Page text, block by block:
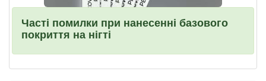
Часті помилки при нанесенні базового
покриття на нігті